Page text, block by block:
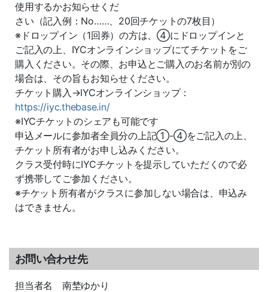
使用するかお知らせくだ
さい（記入例：No……、20回チケットの7枚目）
※ドロップイン（1回券）の方は、④にドロップインと
ご記入の上、IYCオンラインショップにてチケットをご
購入ください。その際、お申込とご購入のお名前が別の
場合は、その旨もお知らせください。
チケット購入→IYCオンラインショップ：
https://iyc.thebase.in/
※IYCチケットのシェアも可能です
申込メールに参加者全員分の上記①-④をご記入の上、
チケット所有者がお申し込みください。
クラス受付時にIYCチケットを提示していただくので必
ず携帯してご参加ください。
※チケット所有者がクラスに参加しない場合は、申込み
はできません。
お問い合わせ先
担当者名 南埜ゆかり